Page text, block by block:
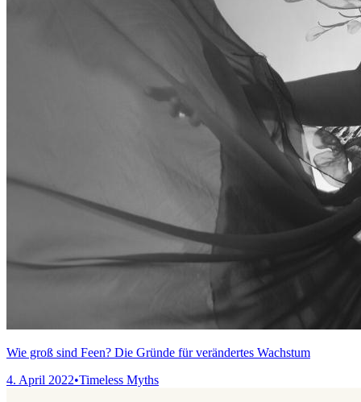
Wie groß sind Feen? Die Gründe für verändertes Wachstum
4. April 2022•Timeless Myths